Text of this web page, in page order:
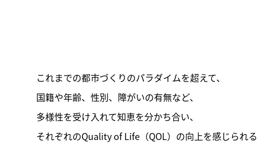
これまでの都市づくりのパラダイムを超えて、
国籍や年齢、性別、障がいの有無など、
多様性を受け入れて知恵を分かち合い、
それぞれのQuality of Life（QOL）の向上を感じられる